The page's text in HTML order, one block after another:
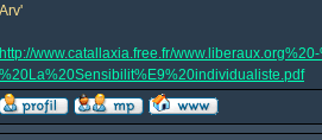
Arv'
http://www.catallaxia.free.fr/
%20La%20Sensibilit%E9%20individualiste.pdf